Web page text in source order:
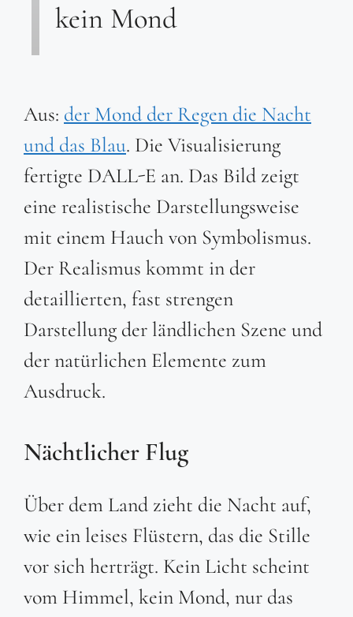
kein Mond
Aus: der Mond der Regen die Nacht
und das Blau. Die Visualisierung
fertigte DALL-E an. Das Bild zeigt
eine realistische Darstellungsweise
mit einem Hauch von Symbolismus.
Der Realismus kommt in der
detaillierten, fast strengen
Darstellung der ländlichen Szene und
der natürlichen Elemente zum
Ausdruck.
Nächtlicher Flug
Über dem Land zieht die Nacht auf,
wie ein leises Flüstern, das die Stille
vor sich herträgt. Kein Licht scheint
vom Himmel, kein Mond, nur das